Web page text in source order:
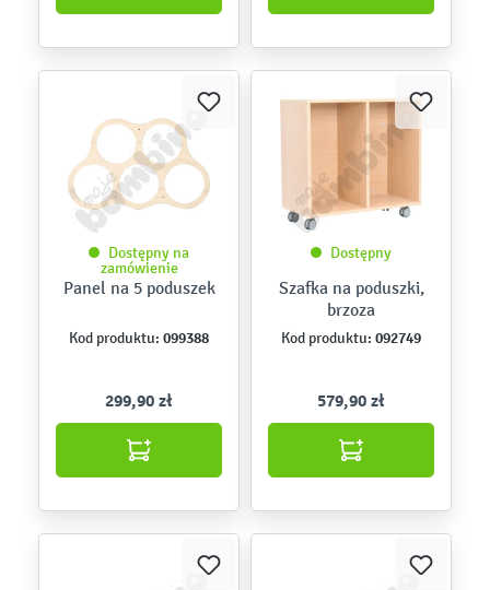
Dostępny na
zamówienie
Panel na 5 poduszek
Kod produktu: 099388
299,90 zł
Dostępny
Szafka na poduszki,
brzoza
Kod produktu: 092749
579,90 zł